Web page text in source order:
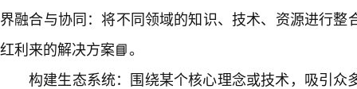
界融合与协同：将不同领域的知识、技术、资源进行整
红利来的解决方案📘。
构建生态系统：围绕某个核心理念或技术，吸引众